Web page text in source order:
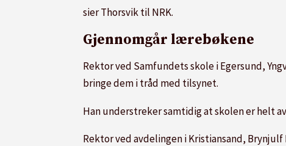
sier Thorsvik til NRK.
Gjennomgår lærebøkene
Rektor ved Samfundets skole i Egersund,
bringe dem i tråd med tilsynet.
Han understreker samtidig at skolen er helt
Rektor ved avdelingen i Kristiansand,